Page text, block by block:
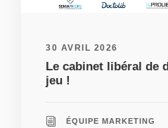
30 AVRIL 2026
Le cabinet libéral de
jeu !
ÉQUIPE MARKETING